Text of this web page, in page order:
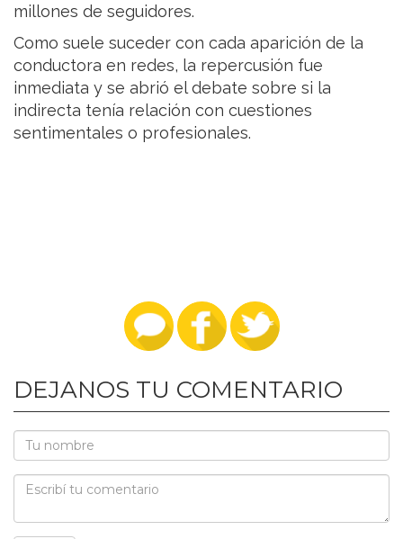
millones de seguidores.
Como suele suceder con cada aparición de la
conductora en redes, la repercusión fue
inmediata y se abrió el debate sobre si la
indirecta tenía relación con cuestiones
sentimentales o profesionales.
DEJANOS TU COMENTARIO